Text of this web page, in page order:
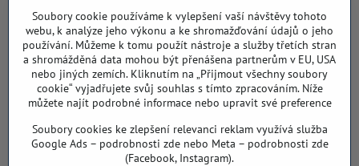
DIČ: CZ8103114129
Sklad, vzorkovna PO TELEFONICKÉ DOMLUVĚ
Záříčí ev. č. 54
768 11 Chropyně
608 855 055
podlahyALFA​@seznam​.cz
Soubory cookie používáme k vylepšení vaší návštěvy tohoto
webu, k analýze jeho výkonu a ke shromažďování údajů o jeho
používání. Můžeme k tomu použít nástroje a služby třetích stran
a shromážděná data mohou být přenášena partnerům v EU, USA
nebo jiných zemích. Kliknutím na „Přijmout všechny soubory
cookie“ vyjadřujete svůj souhlas s tímto zpracováním. Níže
můžete najít podrobné informace nebo upravit své preference
Soubory cookies ke zlepšení relevanci reklam využívá služba
Google Ads – podrobnosti zde nebo Meta – podrobnosti zde
(Facebook, Instagram).